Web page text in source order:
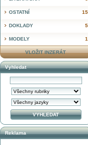
15
OSTATNÍ
5
DOKLADY
1
MODELY
VLOŽIT INZERÁT
Vyhledat
Reklama